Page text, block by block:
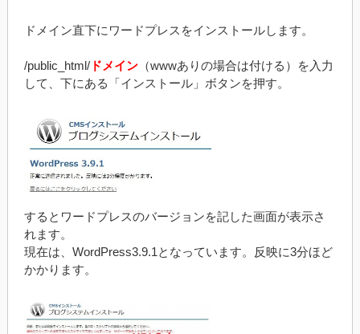
ドメイン直下にワードプレスをインストールします。
/public_html/ドメイン（wwwありの場合は付ける）を入力
して、下にある「インストール」ボタンを押す。
するとワードプレスのバージョンを記した画面が表示さ
れます。
現在は、WordPress3.9.1となっています。反映に3分ほど
かかります。